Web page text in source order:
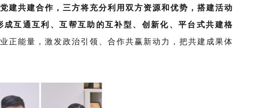
建共建合作，三方将充分利用双方资源和优势，搭建活动
互通互利、互帮互助的互补型、创新化、平台式共建格
正能量，激发政治引领、合作共赢新动力，把共建成果体